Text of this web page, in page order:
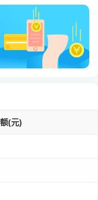
(元)